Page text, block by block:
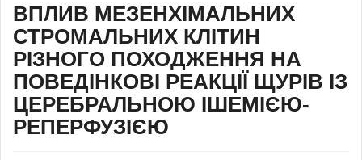
ВПЛИВ МЕЗЕНХІМАЛЬНИХ
СТРОМАЛЬНИХ КЛІТИН
РІЗНОГО ПОХОДЖЕННЯ НА
ПОВЕДІНКОВІ РЕАКЦІЇ ЩУРІВ ІЗ
ЦЕРЕБРАЛЬНОЮ ІШЕМІЄЮ-
РЕПЕРФУЗІЄЮ